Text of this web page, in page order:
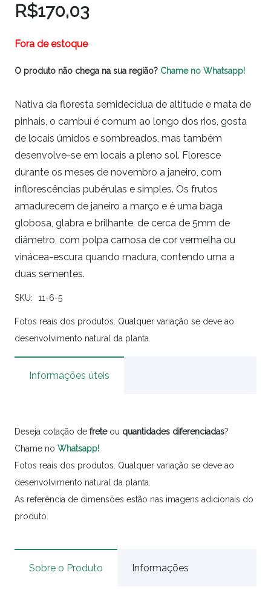
R$170,03
Fora de estoque
O produto não chega na sua região? Chame no Whatsapp!
Nativa da floresta semidecídua de altitude e mata de
pinhais, o cambuí é comum ao longo dos rios, gosta
de locais úmidos e sombreados, mas também
desenvolve-se em locais a pleno sol. Floresce
durante os meses de novembro a janeiro, com
inflorescências pubérulas e simples. Os frutos
amadurecem de janeiro a março e é uma baga
globosa, glabra e brilhante, de cerca de 5mm de
diâmetro, com polpa carnosa de cor vermelha ou
vinácea-escura quando madura, contendo uma a
duas sementes.
SKU: 11-6-5
Fotos reais dos produtos. Qualquer variação se deve ao
desenvolvimento natural da planta.
Informações úteis
Deseja cotação de freteou quantidades diferenciadas?
Chame no Whatsapp!
Fotos reais dos produtos. Qualquer variação se deve ao
desenvolvimento natural da planta.
As referência de dimensões estão nas imagens adicionais do
produto.
Sobre o Produto Informações